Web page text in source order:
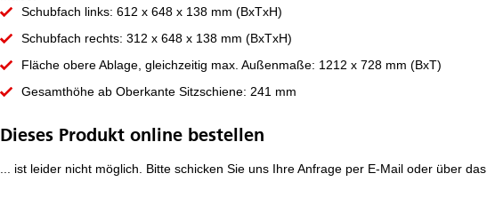
Schubfach links: 612 x 648 x 138 mm (BxTxH)
Schubfach rechts: 312 x 648 x 138 mm (BxTxH)
Fläche obere Ablage, gleichzeitig max. Außenmaße: 1212 x 728 mm (BxT)
Gesamthöhe ab Oberkante Sitzschiene: 241 mm
Dieses Produkt online bestellen
... ist leider nicht möglich. Bitte schicken Sie uns Ihre Anfrage per E-Mail oder über das